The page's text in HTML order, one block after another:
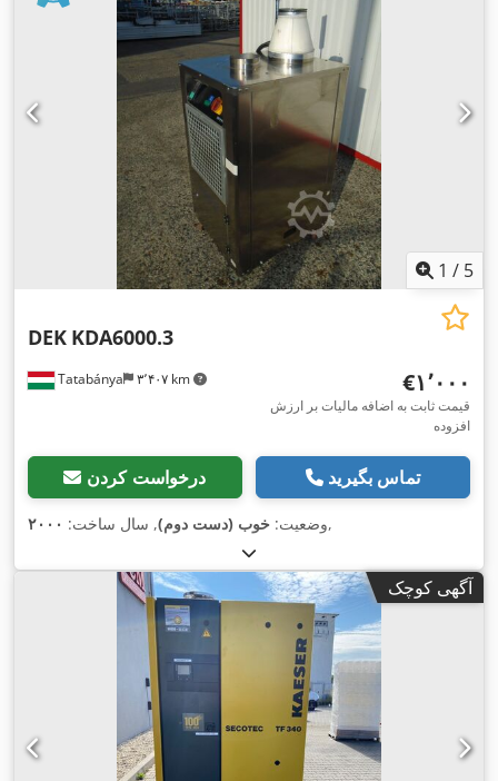
1 / 5
Tatabánya ۳٬۴۰۷ km
DEK KDA6000.3
‎€۱٬۰۰۰
قیمت ثابت به اضافه مالیات بر ارزش
افزوده
درخواست کردن تماس بگیرید
وضعیت: خوب (دست دوم), سال ساخت: ۲۰۰۰ ,
آگهی کوچک